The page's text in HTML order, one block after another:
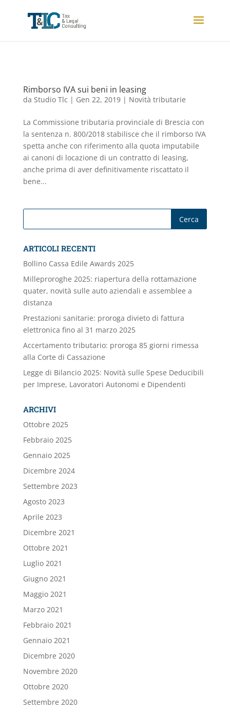
Rimborso IVA sui beni in leasing
da Studio Tlc | Gen 22, 2019| Novità tributarie
La Commissione tributaria provinciale di Brescia con
la sentenza n. 800/2018 stabilisce che il rimborso IVA
spetta anche con riferimento alla quota imputabile
ai canoni di locazione di un contratto di leasing,
anche prima di aver definitivamente riscattato il
bene...
ARTICOLI RECENTI
Bollino Cassa Edile Awards 2025
Milleproroghe 2025: riapertura della rottamazione
quater, novità sulle auto aziendali e assemblee a
distanza
Prestazioni sanitarie: proroga divieto di fattura
elettronica fino al 31 marzo 2025
Accertamento tributario: proroga 85 giorni rimessa
alla Corte di Cassazione
Legge di Bilancio 2025: Novità sulle Spese Deducibili
per Imprese, Lavoratori Autonomi e Dipendenti
ARCHIVI
Ottobre 2025
Febbraio 2025
Gennaio 2025
Dicembre 2024
Settembre 2023
Agosto 2023
Aprile 2023
Dicembre 2021
Ottobre 2021
Luglio 2021
Giugno 2021
Maggio 2021
Marzo 2021
Febbraio 2021
Gennaio 2021
Dicembre 2020
Novembre 2020
Ottobre 2020
Settembre 2020